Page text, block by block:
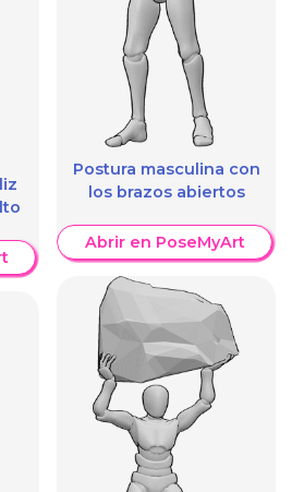
Postura masculina con
los brazos abiertos
Abrir en PoseMyArt